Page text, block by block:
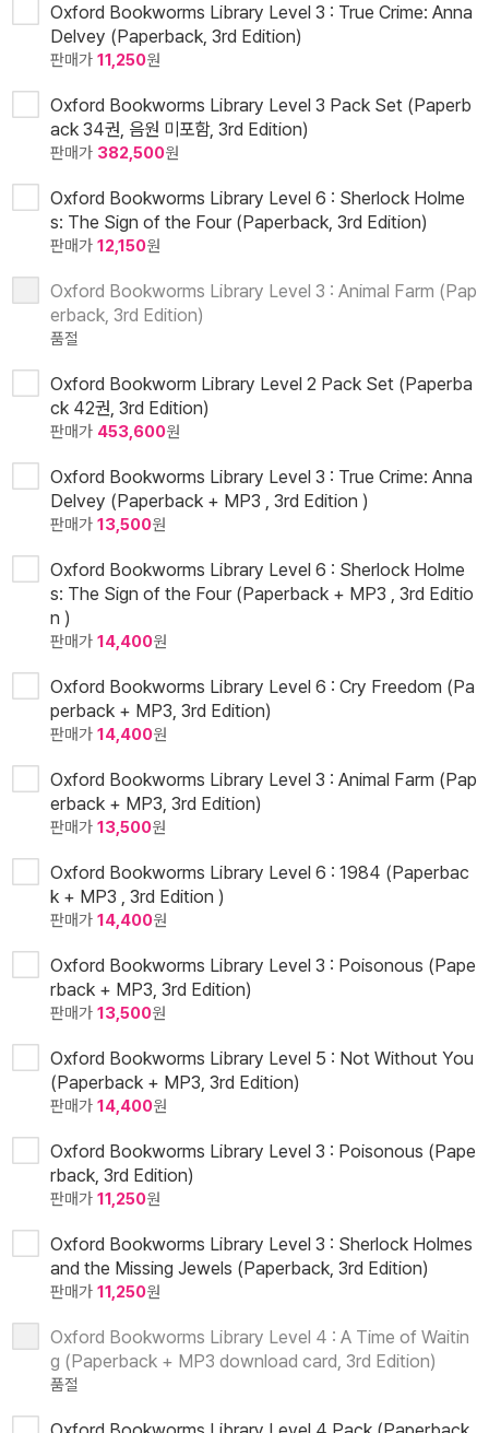
Oxford Bookworms Library Level 3 : True Crime: Anna
Delvey (Paperback, 3rd Edition)
판매가 11,250원
Oxford Bookworms Library Level 3 Pack Set (Paperb
ack 34권, 음원 미포함, 3rd Edition)
판매가 382,500원
Oxford Bookworms Library Level 6 : Sherlock Holme
s: The Sign of the Four (Paperback, 3rd Edition)
판매가 12,150원
Oxford Bookworms Library Level 3 : Animal Farm (Pap
erback, 3rd Edition)
품절
Oxford Bookworm Library Level 2 Pack Set (Paperba
ck 42권, 3rd Edition)
판매가 453,600원
Oxford Bookworms Library Level 3 : True Crime: Anna
Delvey (Paperback + MP3 , 3rd Edition )
판매가 13,500원
Oxford Bookworms Library Level 6 : Sherlock Holme
s: The Sign of the Four (Paperback + MP3 , 3rd Editio
n )
판매가 14,400원
Oxford Bookworms Library Level 6 : Cry Freedom (Pa
perback + MP3, 3rd Edition)
판매가 14,400원
Oxford Bookworms Library Level 3 : Animal Farm (Pap
erback + MP3, 3rd Edition)
판매가 13,500원
Oxford Bookworms Library Level 6 : 1984 (Paperbac
k + MP3 , 3rd Edition )
판매가 14,400원
Oxford Bookworms Library Level 3 : Poisonous (Pape
rback + MP3, 3rd Edition)
판매가 13,500원
Oxford Bookworms Library Level 5 : Not Without You
(Paperback + MP3, 3rd Edition)
판매가 14,400원
Oxford Bookworms Library Level 3 : Poisonous (Pape
rback, 3rd Edition)
판매가 11,250원
Oxford Bookworms Library Level 3 : Sherlock Holmes
and the Missing Jewels (Paperback, 3rd Edition)
판매가 11,250원
Oxford Bookworms Library Level 4 : A Time of Waitin
g (Paperback + MP3 download card, 3rd Edition)
품절